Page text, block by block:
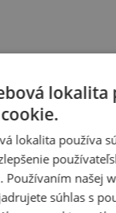
lokalita
lokalita používa
Používaním našej
súhlas s